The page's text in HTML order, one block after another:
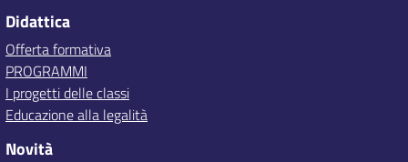
Didattica
Offerta formativa
PROGRAMMI
I progetti delle classi
Educazione alla legalità
Novità